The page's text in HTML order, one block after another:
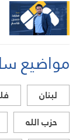
مواضيع
لبنان
حزب الله